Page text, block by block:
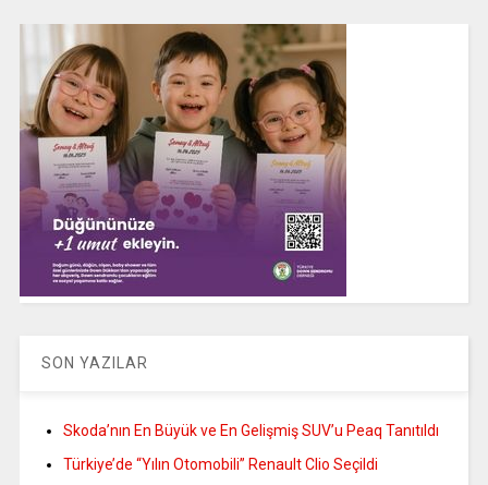
SON YAZILAR
Skoda’nın En Büyük ve En Gelişmiş SUV’u Peaq Tanıtıldı
Türkiye’de “Yılın Otomobili” Renault Clio Seçildi